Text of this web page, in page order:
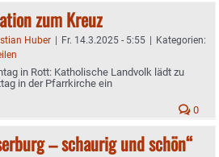
zum Kreuz
Huber | Fr. 14.3.2025 - 5:55 | Kategorien:
in Rott: Katholische Landvolk lädt zu
in der Pfarrkirche ein
0
– schaurig und schön“